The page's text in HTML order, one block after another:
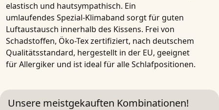
elastisch und hautsympathisch. Ein
umlaufendes Spezial-Klimaband sorgt für guten
Luftaustausch innerhalb des Kissens. Frei von
Schadstoffen, Öko-Tex zertifiziert, nach deutschem
Qualitätsstandard, hergestellt in der EU, geeignet
fürAllergiker und ist ideal für alle Schlafpositionen.
Unsere meistgekauften Kombinationen!